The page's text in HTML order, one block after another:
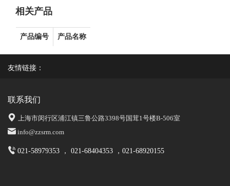
相关产品
产品编号 产品名称
友情链接：
联系我们
上海市闵行区浦江镇三鲁公路3398号国茸1号楼B-506室
info@zzsrm.com
021-58979353 ， 021-68404353 ，021-68920155